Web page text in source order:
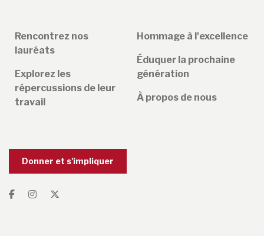
Rencontrez nos
lauréats
Explorez les
répercussions de leur
travail
Hommage à l'excellence
Éduquer la prochaine
génération
À propos de nous
Donner et s'impliquer